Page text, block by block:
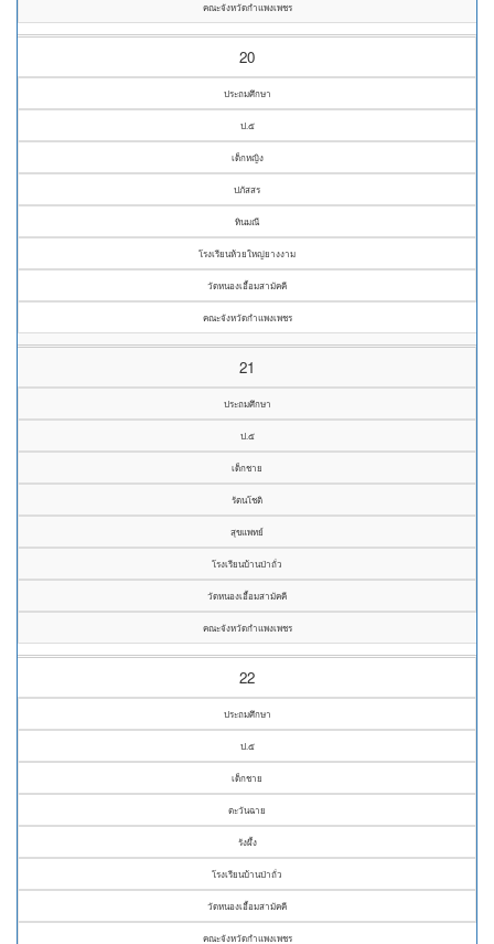
คณะจังหวัดกำแพงเพชร
20
ประถมศึกษา
ป.๕
เด็กหญิง
ปภัสสร
ทินมณี
โรงเรียนห้วยใหญ่ยางงาม
วัดหนองเอื้อมสามัคคี
คณะจังหวัดกำแพงเพชร
21
ประถมศึกษา
ป.๕
เด็กชาย
รัตนโชติ
สุขแพทย์
โรงเรียนบ้านป่าถั่ว
วัดหนองเอื้อมสามัคคี
คณะจังหวัดกำแพงเพชร
22
ประถมศึกษา
ป.๕
เด็กชาย
ตะวันฉาย
รังผึ้ง
โรงเรียนบ้านป่าถั่ว
วัดหนองเอื้อมสามัคคี
คณะจังหวัดกำแพงเพชร